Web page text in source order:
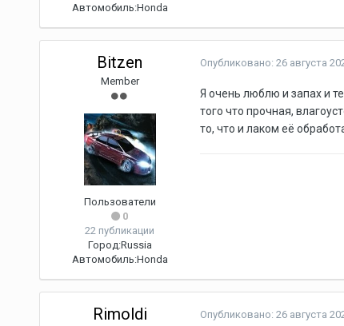
Автомобиль:Honda
Bitzen
Member
Пользователи
0
22 публикации
Город:Russia
Автомобиль:Honda
Опубликовано: 26 августа
Я очень люблю и запах и
того что прочная,
то, что и лаком её
Rimoldi Опубликовано: 26 августа